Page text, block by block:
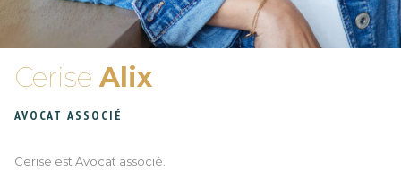
Cerise Alix
AVOCAT ASSOCIÉ
Cerise est Avocat associé.